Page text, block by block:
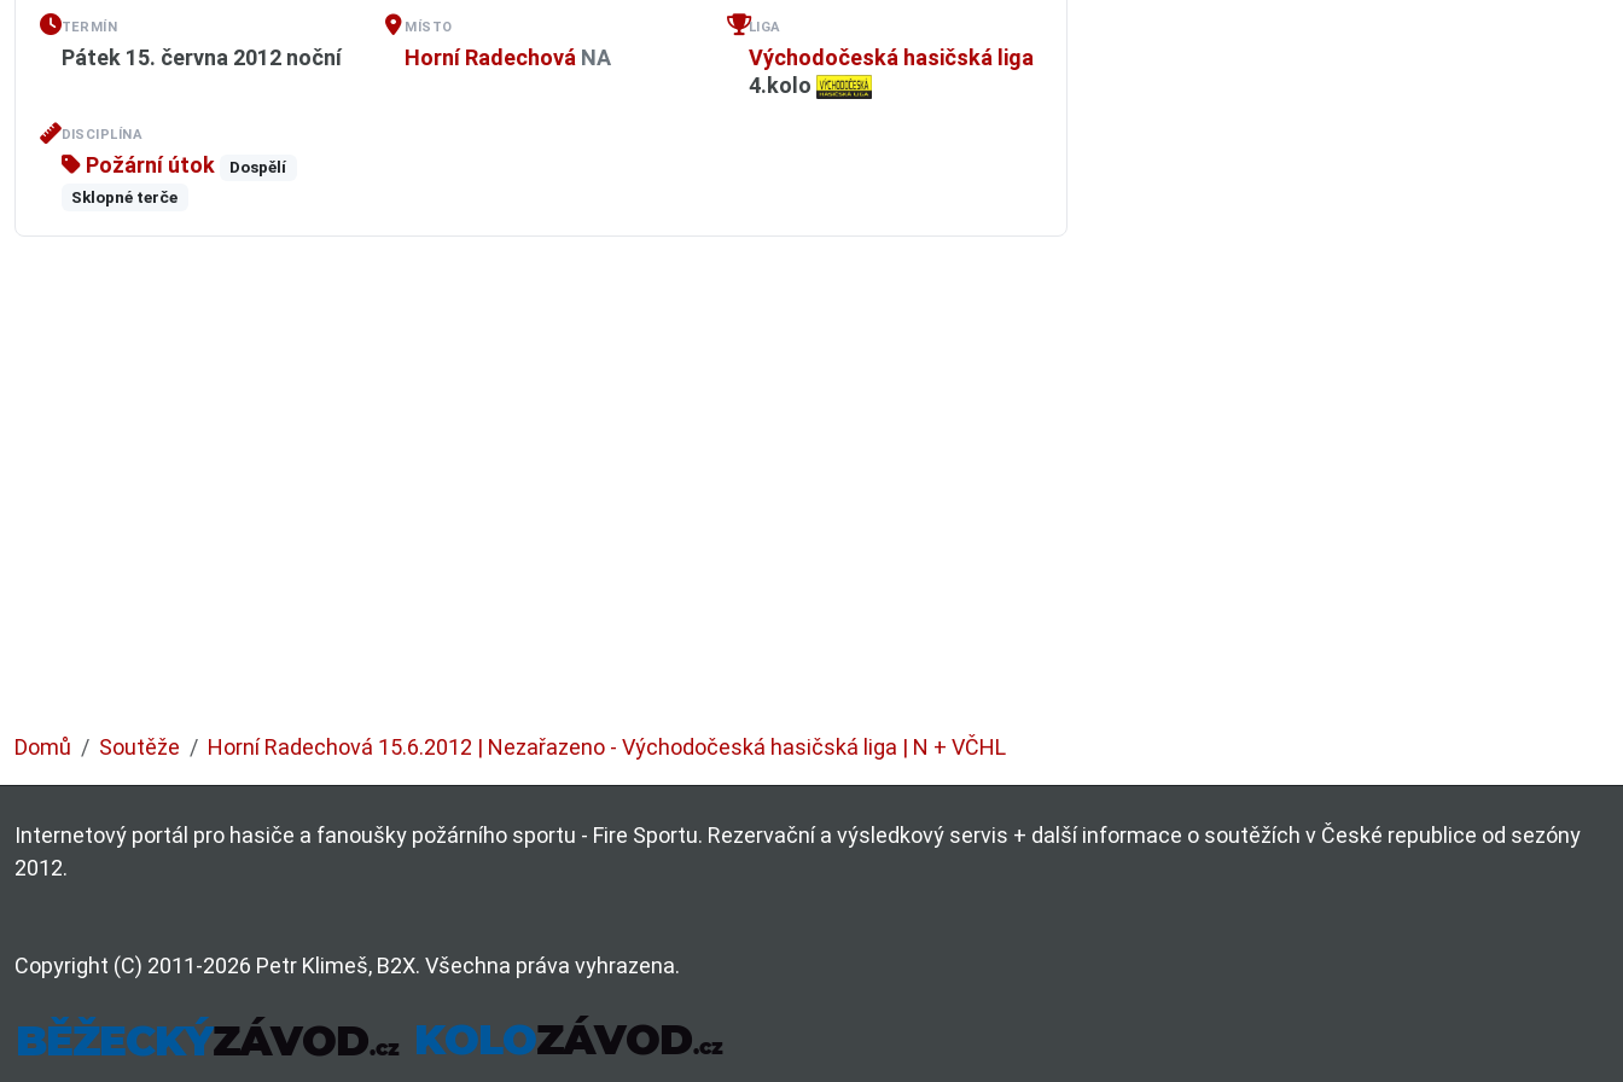
TERMÍN
Pátek 15. června 2012noční
MÍSTO
Horní Radechová NA
LIGA
Východočeská hasičská liga
4.kolo
DISCIPLÍNA
Požární útok
Dospělí
Sklopné terče
Domů Soutěže Horní Radechová 15.6.2012 | Nezařazeno - Východočeská hasičská liga | N + VČHL
Internetový portál pro hasiče a fanoušky požárního sportu - Fire Sportu. Rezervační a výsledkový servis + další informace o soutěžích v České republice od sezóny
2012.
Copyright (C) 2011-2026 Petr Klimeš, B2X. Všechna práva vyhrazena.